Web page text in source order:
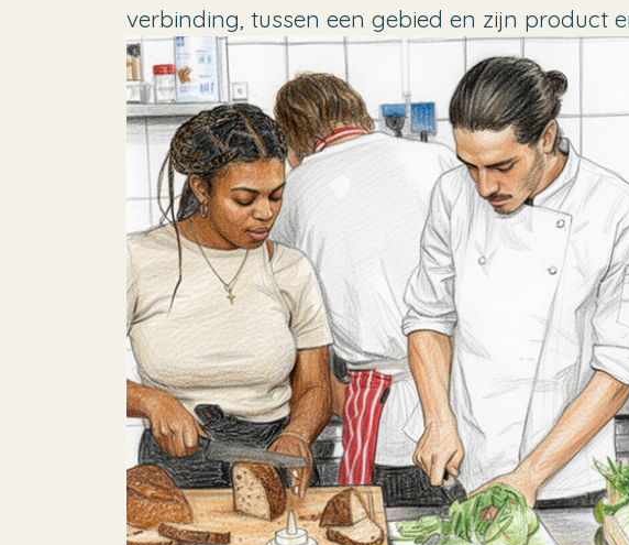
verbinding, tussen een gebied en zijn product